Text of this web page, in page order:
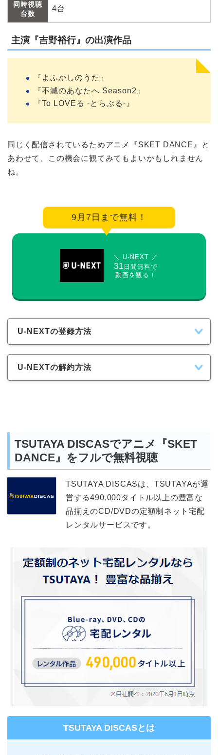
同時視聴
台数
4台
主演『吉野裕行』の出演作品
『よふかしのうた』
『不滅のあなたへ Season2』
『To LOVEる -とらぶる-』
同じく配信されているためアニメ『SKET DANCE』と
あわせて、この機会に観てみてもよいかもしれません
ね。
9月7日まで無料！
＼ U-NEXT ／
31 日間無料で
動画を観る！
U-NEXTの登録方法
U-NEXTの解約方法
TSUTAYA DISCASでアニメ『SKET
DANCE』をフルで無料視聴
TSUTAYA DISCASは、TSUTAYAが運
営する490,000タイトル以上の豊富な
品揃えのCD/DVDの定額制ネット宅配
レンタルサービスです。
TSUTAYA DISCASとは